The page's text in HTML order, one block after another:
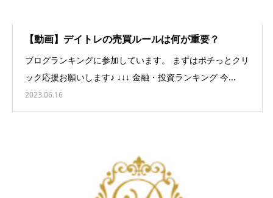
【動画】デイトレの売買ルールは何が重要？
ブログランキングに参加しています。 まずはポチっとクリ
ック応援お願いします♪ ↓↓↓ 金融・投資ランキング 今...
2023.06.16